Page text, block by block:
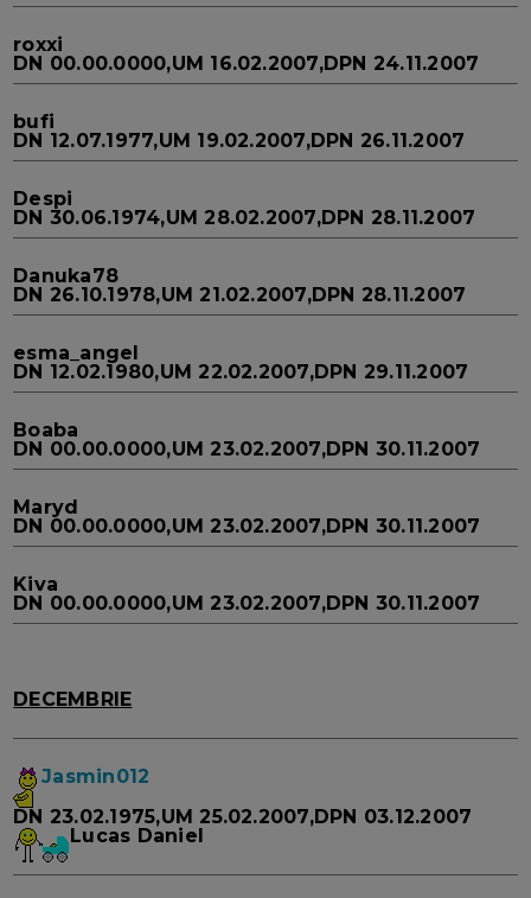
roxxi
DN 00.00.0000,UM 16.02.2007,DPN 24.11.2007
bufi
DN 12.07.1977,UM 19.02.2007,DPN 26.11.2007
Despi
DN 30.06.1974,UM 28.02.2007,DPN 28.11.2007
Danuka78
DN 26.10.1978,UM 21.02.2007,DPN 28.11.2007
esma_angel
DN 12.02.1980,UM 22.02.2007,DPN 29.11.2007
Boaba
DN 00.00.0000,UM 23.02.2007,DPN 30.11.2007
Maryd
DN 00.00.0000,UM 23.02.2007,DPN 30.11.2007
Kiva
DN 00.00.0000,UM 23.02.2007,DPN 30.11.2007
DECEMBRIE
Jasmin012
DN 23.02.1975,UM 25.02.2007,DPN 03.12.2007
Lucas Daniel